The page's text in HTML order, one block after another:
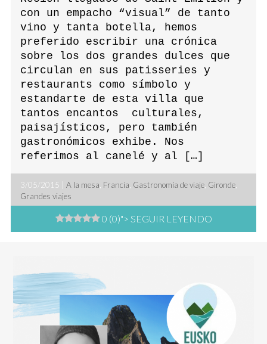
con un empacho “visual” de tanto
vino y tanta botella, hemos
preferido escribir una crónica
sobre los dos grandes dulces que
circulan en sus patisseries y
restaurants como símbolo y
estandarte de esta villa que
tantos encantos culturales,
paisajísticos, pero también
gastronómicos exhibe. Nos
referimos al canelé y al […]
3/05/2015 |A la mesa Francia Gastronomía de viaje Gironde
Grandes viajes
0 (0)"> SEGUIR LEYENDO